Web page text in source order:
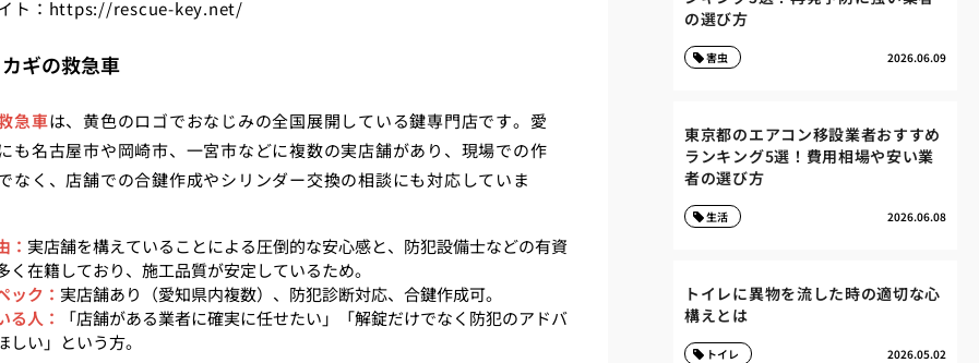
ト： https://rescue-key.net/
ギの救急車
急車は、黄色のロゴでおなじみの全国展開している鍵専門店です。愛
も名古屋市や岡崎市、一宮市などに複数の実店舗があり、現場での作
なく、店舗での合鍵作成やシリンダー交換の相談にも対応していま
： 実店舗を構えていることによる圧倒的な安心感と、防犯設備士などの有資
く在籍しており、施工品質が安定しているため。
ック： 実店舗あり（愛知県内複数）、防犯診断対応、合鍵作成可。
る人：
「店舗がある業者に確実に任せたい」「解錠だけでなく防犯のアドバ
しい」という方。
の選び方
2026.06.09
害虫
東京都のエアコン移設業者おすすめ
ランキング5選！費用相場や安い業
者の選び方
2026.06.08
生活
トイレに異物を流した時の適切な心
構えとは
2026.05.02
トイレ